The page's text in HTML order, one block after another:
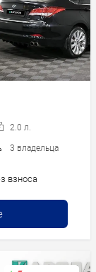
2.0 л.
3 владельца
взноса